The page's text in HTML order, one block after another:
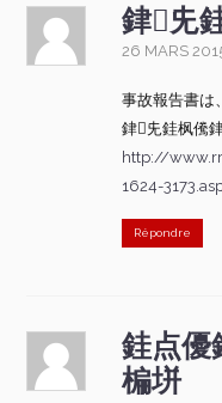
銉兂
26 MARS
事故報告書は
銉兂銈枫儯
http://
1624-
Répondre
銈点優
楄垪